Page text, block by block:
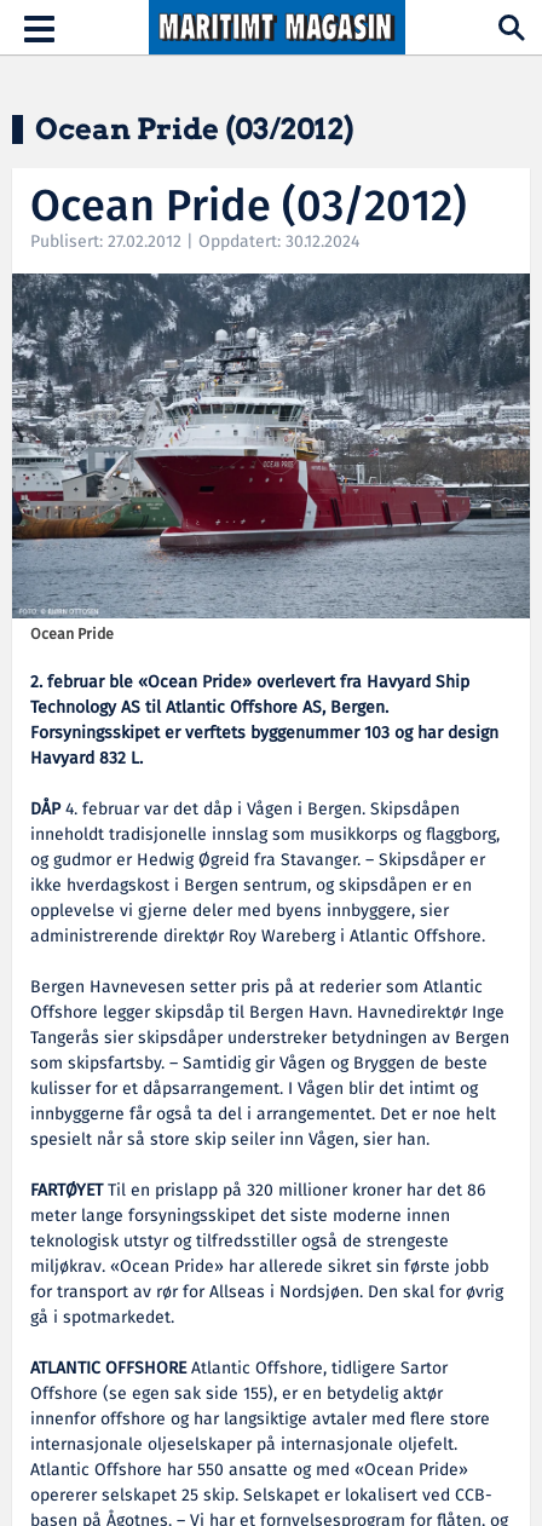
Hopp til hovedinnhold
Toggle
navigation
Ocean Pride (03/2012)
Ocean Pride (03/2012)
Publisert: 27.02.2012 | Oppdatert: 30.12.2024
Ocean Pride
2. februar ble «Ocean Pride» overlevert fra Havyard Ship
Technology AS til Atlantic Offshore AS, Bergen.
Forsyningsskipet er verftets byggenummer 103 og har design
Havyard 832 L.
DÅP4. februar var det dåp i Vågen i Bergen. Skipsdåpen
inneholdt tradisjonelle innslag som musikkorps og flaggborg,
og gudmor er Hedwig Øgreid fra Stavanger. – Skipsdåper er
ikke hverdagskost i Bergen sentrum, og skipsdåpen er en
opplevelse vi gjerne deler med byens innbyggere, sier
administrerende direktør Roy Wareberg i Atlantic Offshore.
Bergen Havnevesen setter pris på at rederier som Atlantic
Offshore legger skipsdåp til Bergen Havn. Havnedirektør Inge
Tangerås sier skipsdåper understreker betydningen av Bergen
som skipsfartsby. – Samtidig gir Vågen og Bryggen de beste
kulisser for et dåpsarrangement. I Vågen blir det intimt og
innbyggerne får også ta del i arrangementet. Det er noe helt
spesielt når så store skip seiler inn Vågen, sier han.
FARTØYETTil en prislapp på 320 millioner kroner har det 86
meter lange forsyningsskipet det siste moderne innen
teknologisk utstyr og tilfredsstiller også de strengeste
miljøkrav. «Ocean Pride» har allerede sikret sin første jobb
for transport av rør for Allseas i Nordsjøen. Den skal for øvrig
gå i spotmarkedet.
ATLANTIC OFFSHOREAtlantic Offshore, tidligere Sartor
Offshore (se egen sak side 155), er en betydelig aktør
innenfor offshore og har langsiktige avtaler med flere store
internasjonale oljeselskaper på internasjonale oljefelt.
Atlantic Offshore har 550 ansatte og med «Ocean Pride»
opererer selskapet 25 skip. Selskapet er lokalisert ved CCB-